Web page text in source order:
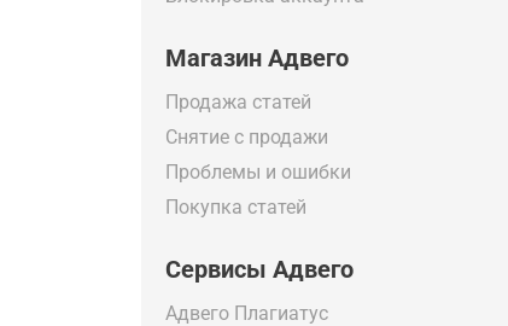
Магазин Адвего
Продажа статей
Снятие с продажи
Проблемы и ошибки
Покупка статей
Сервисы Адвего
Адвего Плагиатус